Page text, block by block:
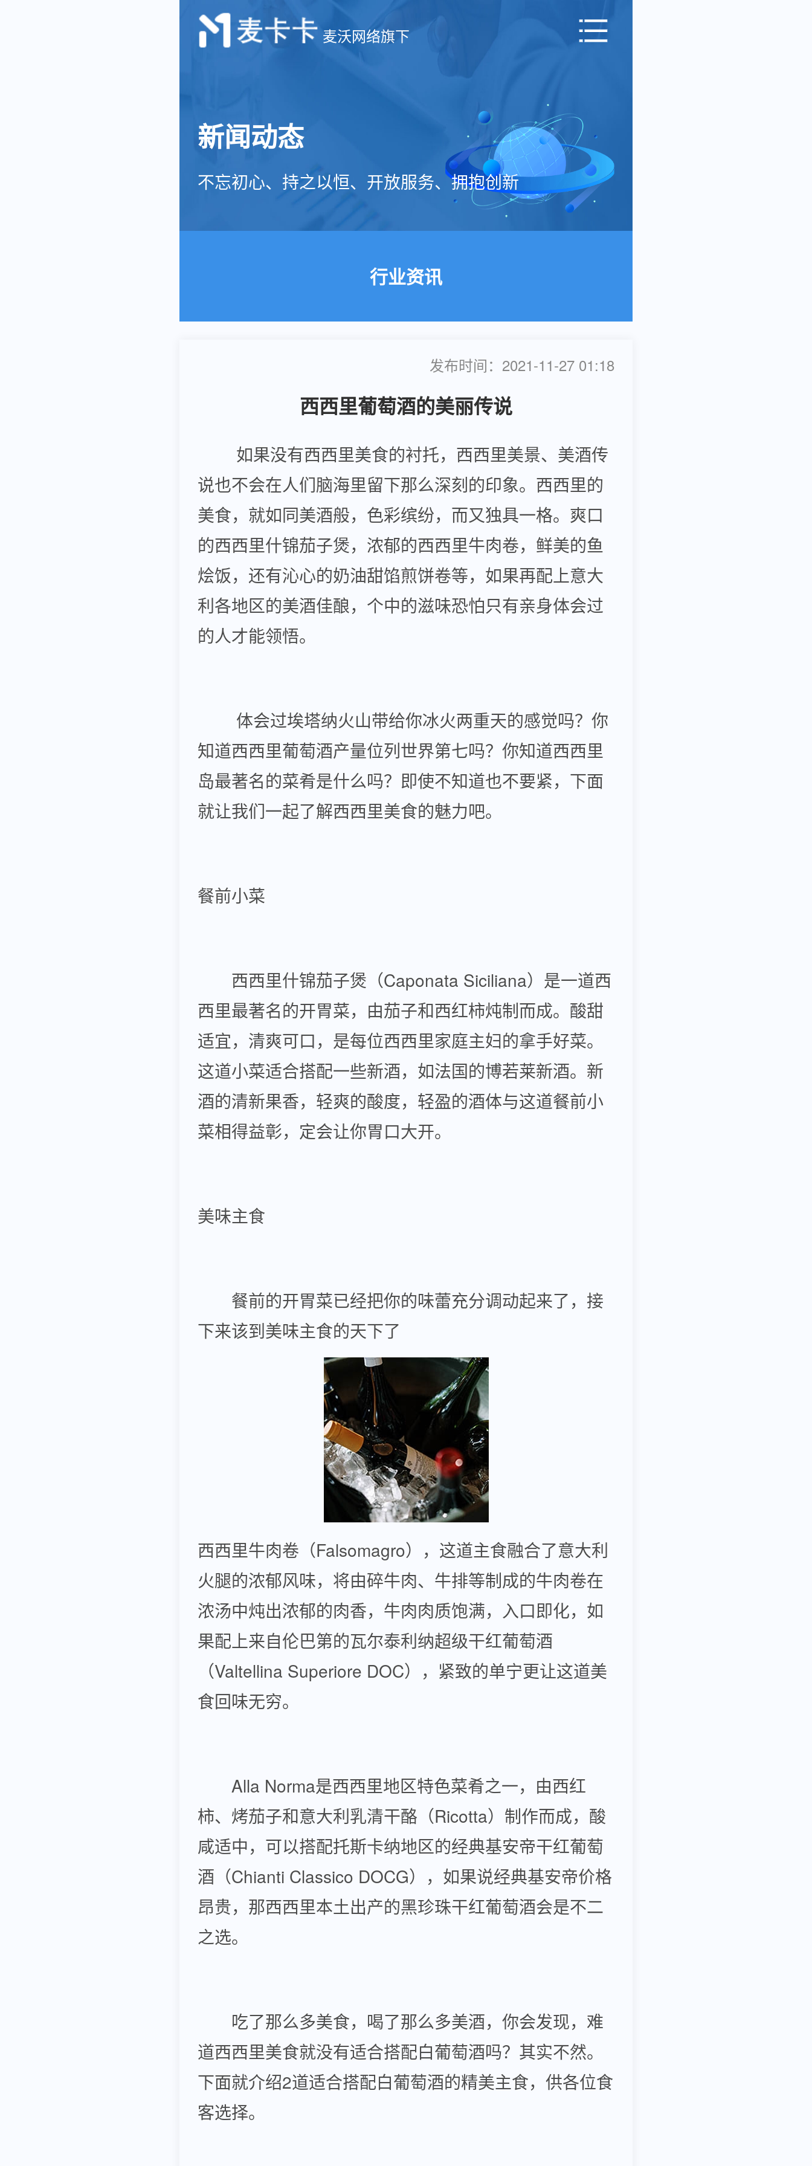
麦沃网络旗下
新闻动态
不忘初心、持之以恒、开放服务、拥抱创新
行业资讯
发布时间：2021-11-27 01:18
西西里葡萄酒的美丽传说
如果没有西西里美食的衬托，西西里美景、美酒传
说也不会在人们脑海里留下那么深刻的印象。西西里的
美食，就如同美酒般，色彩缤纷，而又独具一格。爽口
的西西里什锦茄子煲，浓郁的西西里牛肉卷，鲜美的鱼
烩饭，还有沁心的奶油甜馅煎饼卷等，如果再配上意大
利各地区的美酒佳酿，个中的滋味恐怕只有亲身体会过
的人才能领悟。
体会过埃塔纳火山带给你冰火两重天的感觉吗？你
知道西西里葡萄酒产量位列世界第七吗？你知道西西里
岛最著名的菜肴是什么吗？即使不知道也不要紧，下面
就让我们一起了解西西里美食的魅力吧。
餐前小菜
西西里什锦茄子煲（Caponata Siciliana）是一道西
西里最著名的开胃菜，由茄子和西红柿炖制而成。酸甜
适宜，清爽可口，是每位西西里家庭主妇的拿手好菜。
这道小菜适合搭配一些新酒，如法国的博若莱新酒。新
酒的清新果香，轻爽的酸度，轻盈的酒体与这道餐前小
菜相得益彰，定会让你胃口大开。
美味主食
餐前的开胃菜已经把你的味蕾充分调动起来了，接
下来该到美味主食的天下了
西西里牛肉卷（Falsomagro），这道主食融合了意大利
火腿的浓郁风味，将由碎牛肉、牛排等制成的牛肉卷在
浓汤中炖出浓郁的肉香，牛肉肉质饱满，入口即化，如
果配上来自伦巴第的瓦尔泰利纳超级干红葡萄酒
（Valtellina Superiore DOC），紧致的单宁更让这道美
食回味无穷。
Alla Norma是西西里地区特色菜肴之一，由西红
柿、烤茄子和意大利乳清干酪（Ricotta）制作而成，酸
咸适中，可以搭配托斯卡纳地区的经典基安帝干红葡萄
酒（Chianti Classico DOCG），如果说经典基安帝价格
昂贵，那西西里本土出产的黑珍珠干红葡萄酒会是不二
之选。
吃了那么多美食，喝了那么多美酒，你会发现，难
道西西里美食就没有适合搭配白葡萄酒吗？其实不然。
下面就介绍2道适合搭配白葡萄酒的精美主食，供各位食
客选择。